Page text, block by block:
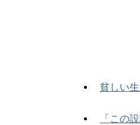
貧しい
「この